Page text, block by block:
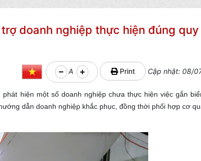
doanh nghiệp thực hiện đúng
A Print Cập nhật: 08/
hiện một số doanh nghiệp chưa thực hiện việc gắn
dẫn doanh nghiệp khắc phục, đồng thời phối hợp cơ